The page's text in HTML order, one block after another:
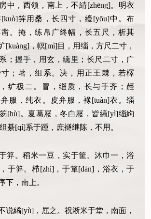
中，西领，南上，不綪[zhēng]。明衣
笄用桑，长四寸，纋[yōu]中。布
。掩，练帛广终幅，长五尺，析其
[kuàng]，幎[mì]目，用缁，方尺二寸，
；握手，用玄，纁里；长尺二寸，广
；著，组系。决，用正王棘，若檡
纩极二。冒，缁质，长与手齐；䞓
服，纯衣。皮弁服，褖[tuàn]衣。缁
[hù]。夏葛屦，冬白屦，皆繶[yì]缁絇
綦[qí]系于踵，庶襚继陈，不用。
笲。稻米一豆，实于筐。沐巾一，浴
于笲。栉[zhì]，于箪[dān]，浴衣，于
下，南上。
说繘[yù]，屈之。祝淅米于堂，南面，